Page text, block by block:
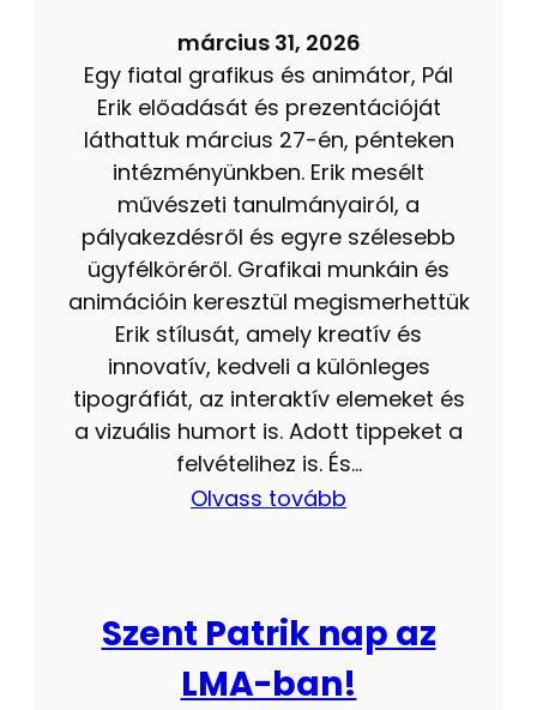
március 31, 2026
Egy fiatal grafikus és animátor, Pál
Erik előadását és prezentációját
láthattuk március 27-én, pénteken
intézményünkben. Erik mesélt
művészeti tanulmányairól, a
pályakezdésről és egyre szélesebb
ügyfélköréről. Grafikai munkáin és
animációin keresztül megismerhettük
Erik stílusát, amely kreatív és
innovatív, kedveli a különleges
tipográfiát, az interaktív elemeket és
a vizuális humort is. Adott tippeket a
felvételihez is. És…
Olvass tovább
Szent Patrik nap az
LMA-ban!